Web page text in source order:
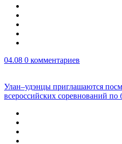
04.08 0 комментариев
Улан–удэнцы приглашаются
всероссийских соревнований по